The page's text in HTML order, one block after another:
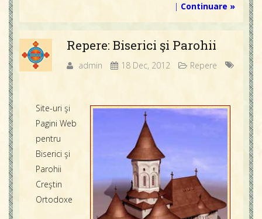
| Continuare »
Repere: Biserici şi Parohii
admin 18 Dec, 2012 Repere
Site-uri şi
Pagini Web
pentru
Biserici şi
Parohii
Creştin
Ortodoxe